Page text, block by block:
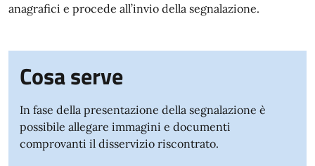
anagrafici e procede all’invio della segnalazione.
Cosa serve
In fase della presentazione della segnalazione è
possibile allegare immagini e documenti
comprovanti il disservizio riscontrato.